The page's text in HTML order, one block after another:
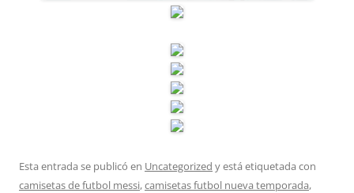
Esta entrada se publicó en Uncategorized y está etiquetada con
camisetas de futbol messi,camisetas futbol nueva temporada,